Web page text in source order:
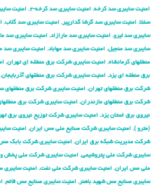
امنیت سایبری سد کرخه, امنیت سایبری سد کرخه-۲ , امنیت
سفلا, امنیت سایبری سد گرشا گدارپیر , امنیت سایبری سد گلاب,
سایبری سد لیرو, امنیت سایبری سد مارازاد, امنیت سایبری سد
سایبری سد منجیل, امنیت سایبری سد مهاباد, امنیت سایبری سد
منطقهای كرمانشاه, امنیت سایبری شركت برق منطقه ای تهران,
برق منطقه ای یزد, امنیت سایبری شركت برق منطقهای آذربایجان,
شركت برق منطقهای تهران, امنیت سایبری شركت برق منطقهای
شركت برق منطقهای مازندران, امنیت سایبری شركت برق
نیروی برق استان یزد, امنیت سایبری شركت توزیع نیروی برق
(مترو ), امنیت سایبری شركت صنایع ملی مس ایران, امنیت
شركت مدیریت شبكه برق ایران, امنیت سایبری شرکت بابک مس
سایبری شرکت ملی پتروشیمی, امنیت سایبری شرکت ملی پخش و
ملی مس ایران, امنیت سایبری شرکت ملی نفت, امنیت سایبری
سایبری صنایع مس شهید باهنر , امنیت سایبری صنایع مس قائم,